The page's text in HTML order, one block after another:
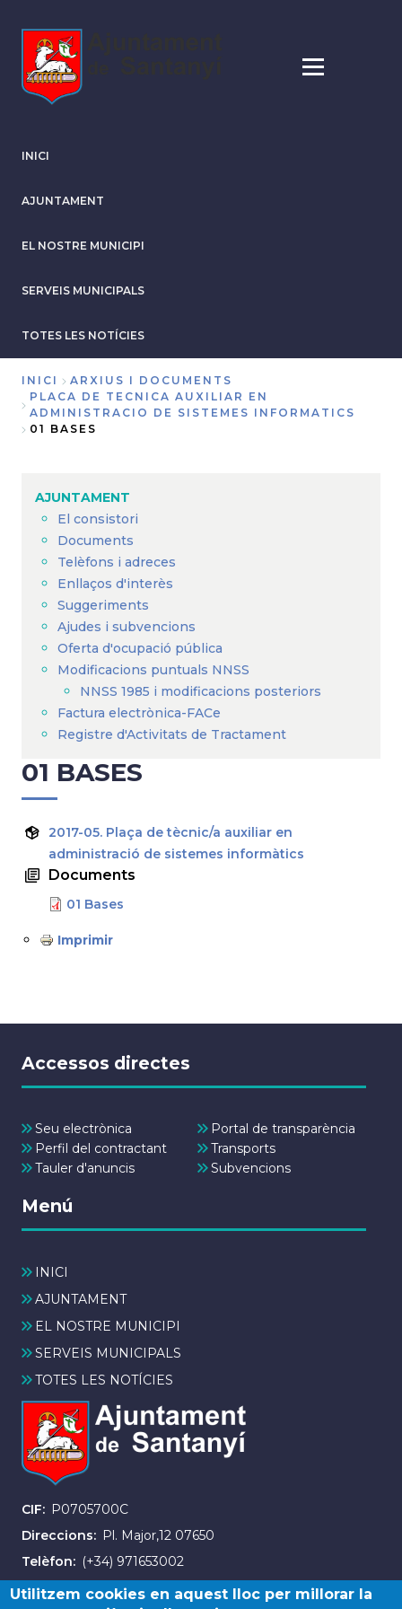
contingut
INICI
AJUNTAMENT
EL NOSTRE MUNICIPI
SERVEIS MUNICIPALS
TOTES LES NOTÍCIES
Fil
d'Ariadna
INICI
ARXIUS I DOCUMENTS
PLACA DE TECNICA AUXILIAR EN
ADMINISTRACIO DE SISTEMES INFORMATICS
01 BASES
AJUNTAMENT
El consistori
Documents
Telèfons i adreces
Enllaços d'interès
Suggeriments
Ajudes i subvencions
Oferta d'ocupació pública
Modificacions puntuals NNSS
NNSS 1985 i modificacions posteriors
Factura electrònica-FACe
Registre d'Activitats de Tractament
01 BASES
2017-05. Plaça de tècnic/a auxiliar en
administració de sistemes informàtics
Documents
01 Bases
Imprimir
Accessos directes
Seu electrònica
Portal de transparència
Perfil del contractant
Transports
Tauler d'anuncis
Subvencions
Menú
INICI
AJUNTAMENT
EL NOSTRE MUNICIPI
SERVEIS MUNICIPALS
TOTES LES NOTÍCIES
CIF
P0705700C
Direccions
Pl. Major,12 07650
Telèfon
(+34) 971653002
Fax (+34) 971163007
Utilitzem cookies en aquest lloc per millorar la